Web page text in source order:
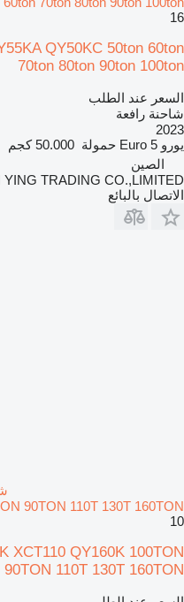
16
QY50KC 50ton 60ton
70ton 80ton 90ton 100ton
السعر عند الطلب
شاحنة رافعة
2023
يورو Euro 5 حمولة 50.000 كجم
الصين
YING TRADING CO.,LIMITED
الاتصال بالبائع
90TON 110T 130T 160TON
10
XCT110 QY160K 100TON
90TON 110T 130T 160TON